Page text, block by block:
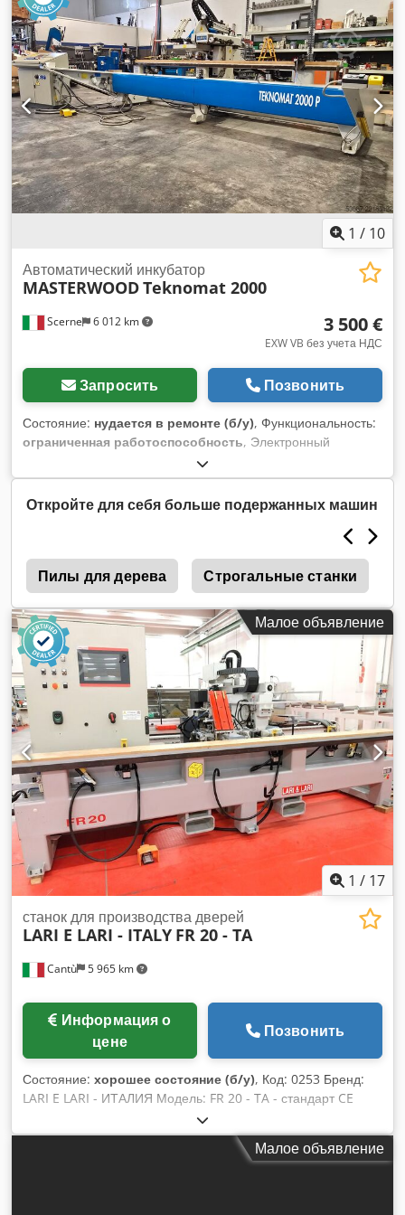
1 / 10
Scerne 6 012 km
Автоматический инкубатор
MASTERWOODTeknomat 2000
3 500 €
EXW VB без учета НДС
Запросить Позвонить
Состояние: нудается в ремонте (б/у), Функциональность:
ограниченная работоспособность, Электронный
кормораздатчик Dsdpfezgbgcjx Am Dowa
Откройте для себя больше подержанных машин
Пилы для дерева Строгальные станки
Малое объявление
1 / 17
Cantù 5 965 km
станок для производства дверей
LARI E LARI - ITALY FR 20 - TA
цене
Позвонить
Состояние: хорошее состояние (б/у), Код: 0253 Бренд:
LARI E LARI - ИТАЛИЯ Модель: FR 20 - TA - стандарт CE
Обрабатывающий центр для фрезерования и сверления по
дереву, пластику и композитным материалам, деревянных
дверей, оконных рам - стандарт CE ТехническиеМалое объявление